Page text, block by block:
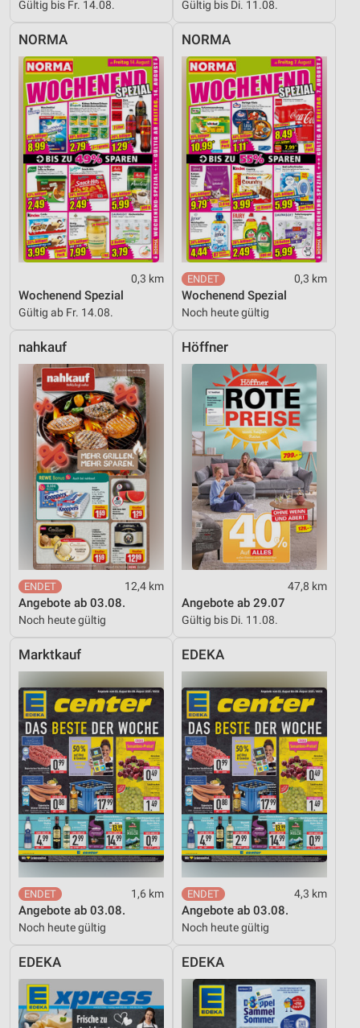
Gültig bis Fr. 14.08. Gültig bis Di. 11.08.
NORMA
0,3 km
Wochenend Spezial
Gültig ab Fr. 14.08.
NORMA
0,3 km
Wochenend Spezial
Noch heute gültig
nahkauf
12,4 km
Angebote ab 03.08.
Noch heute gültig
Höffner
47,8 km
Angebote ab 29.07
Gültig bis Di. 11.08.
Marktkauf
1,6 km
Angebote ab 03.08.
Noch heute gültig
EDEKA
4,3 km
Angebote ab 03.08.
Noch heute gültig
EDEKA EDEKA